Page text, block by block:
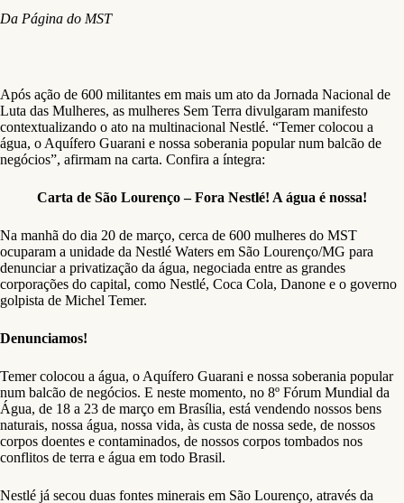
Da Página do MST
Após ação de 600 militantes em mais um ato da Jornada Nacional de
Luta das Mulheres, as mulheres Sem Terra divulgaram manifesto
contextualizando o ato na multinacional Nestlé. “Temer colocou a
água, o Aquífero Guarani e nossa soberania popular num balcão de
negócios”, afirmam na carta. Confira a íntegra:
Carta de São Lourenço – Fora Nestlé! A água é nossa!
Na manhã do dia 20 de março, cerca de 600 mulheres do MST
ocuparam a unidade da Nestlé Waters em São Lourenço/MG para
denunciar a privatização da água, negociada entre as grandes
corporações do capital, como Nestlé, Coca Cola, Danone e o governo
golpista de Michel Temer.
Denunciamos!
Temer colocou a água, o Aquífero Guarani e nossa soberania popular
num balcão de negócios. E neste momento, no 8º Fórum Mundial da
Água, de 18 a 23 de março em Brasília, está vendendo nossos bens
naturais, nossa água, nossa vida, às custa de nossa sede, de nossos
corpos doentes e contaminados, de nossos corpos tombados nos
conflitos de terra e água em todo Brasil.
Nestlé já secou duas fontes minerais em São Lourenço, através da